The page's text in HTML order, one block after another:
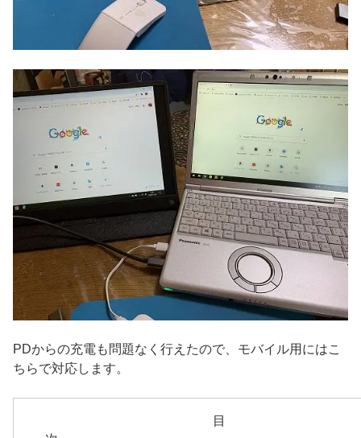
PDからの充電も問題なく行えたので、モバイル用にはこ
ちらで対応します。
目